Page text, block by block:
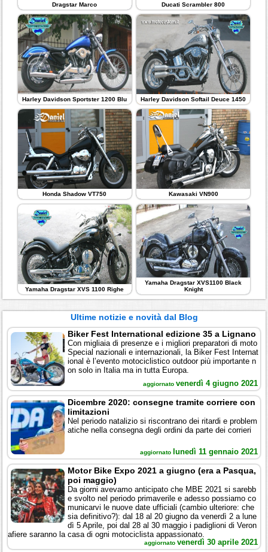
Dragstar Marco Ducati Scrambler 800
Harley Davidson Sportster 1200 Blu Harley Davidson Softail Deuce 1450
Honda Shadow VT750 Kawasaki VN900
Yamaha Dragstar XVS 1100 Righe
Yamaha Dragstar XVS1100 Black
Knight
Ultime notizie e novità dal Blog
Biker Fest International edizione 35 a Lignano
Con migliaia di presenze e i migliori preparatori di moto
Special nazionali e internazionali, la Biker Fest Internat
ional è l’evento motociclistico outdoor più importante n
on solo in Italia ma in tutta Europa.
aggiornato venerdì 4 giugno 2021
Dicembre 2020: consegne tramite corriere con
limitazioni
Nel periodo natalizio si riscontrano dei ritardi e problem
atiche nella consegna degli ordini da parte dei corrieri
aggiornato lunedì 11 gennaio 2021
Motor Bike Expo 2021 a giugno (era a Pasqua,
poi maggio)
Da giorni avevamo anticipato che MBE 2021 si sarebb
e svolto nel periodo primaverile e adesso possiamo co
municarvi le nuove date ufficiali (cambio ulteriore: che
sia definitivo?): dal 18 al 20 giugno da venerdì 2 a lune
dì 5 Aprile, poi dal 28 al 30 maggio i padiglioni di Veron
afiere saranno la casa di ogni motociclista appassionato.
aggiornato venerdì 30 aprile 2021